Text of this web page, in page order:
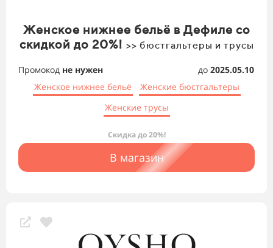
Женское нижнее бельё в Дефиле со
скидкой до 20%! >> бюстгальтеры и трусы
Промокод не нужен до 2025.05.10
Женское нижнее бельё
Женские бюстгальтеры
Женские трусы
Скидка до 20%!
В магазин